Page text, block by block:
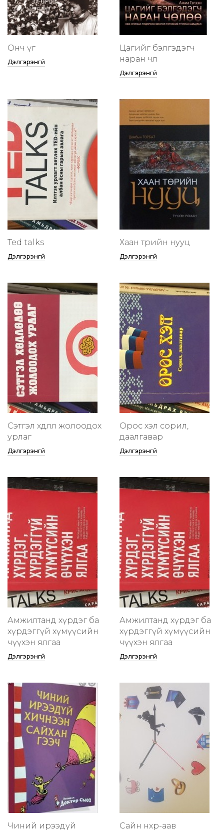
Онч үг
Дэлгэрэнгүй
Цагийг бэлгэдэгч
наран чөлөө
Дэлгэрэнгүй
Ted talks
Дэлгэрэнгүй
Хаан төрийн нууц
Дэлгэрэнгүй
Сэтгэл хөдлөлөө жолоодох
урлаг
Дэлгэрэнгүй
Орос хэл сорил,
даалгавар
Дэлгэрэнгүй
Амжилтанд хүрдэг ба
хүрдэггүй хүмүүсийн
өчүүхэн ялгаа
Дэлгэрэнгүй
Амжилтанд хүрдэг ба
хүрдэггүй хүмүүсийн
өчүүхэн ялгаа
Дэлгэрэнгүй
Чиний ирээдүй
Сайн нөхөр-аав